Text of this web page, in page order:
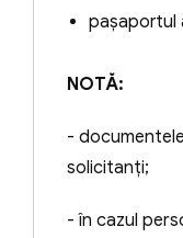
prin
pentru
Pe durata
la libera
eliberarea
paşaportul
NOTĂ:
-
solicitanţi;
- în cazul